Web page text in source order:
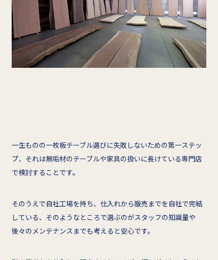
一生ものの一枚板テーブル選びに失敗しないための第一ステッ
プ、それは無垢材のテーブルや家具の扱いに長けている専門店
で検討することです。
そのうえで自社工場を持ち、仕入れから販売までを自社で完結
している、そのようなところで選ぶのがスタッフの知識量や
後々のメンテナンスまでも考えると安心です。